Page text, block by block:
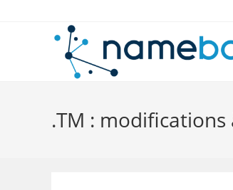
.TM : modifications